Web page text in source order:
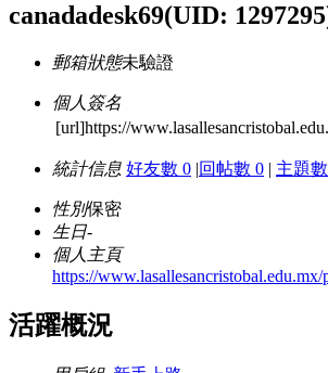
canadadesk69(UID:
郵箱狀態未驗證
個人簽名
[url]https://
統計信息 好友數 0 |回帖數 0 | 主題
性別保密
生日-
個人主頁
https://
活躍概況